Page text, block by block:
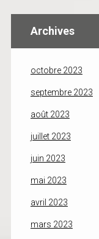
Archives
octobre 2023
septembre 2023
août 2023
juillet 2023
juin 2023
mai 2023
avril 2023
mars 2023